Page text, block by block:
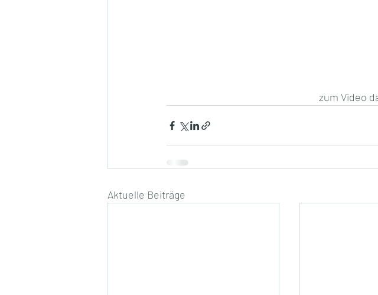
zum Video
Aktuelle Beiträge